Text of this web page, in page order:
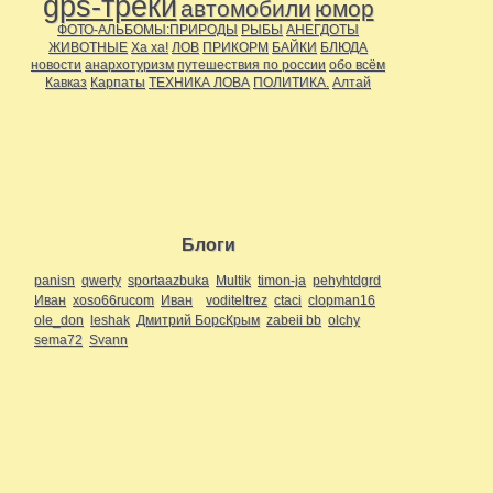
gps-треки автомобили юмор
ФОТО-АЛЬБОМЫ:ПРИРОДЫ РЫБЫ АНЕГДОТЫ
ЖИВОТНЫЕ Ха ха! ЛОВ ПРИКОРМ БАЙКИ БЛЮДА
новости анархотуризм путешествия по россии обо всём
Кавказ Карпаты ТЕХНИКА ЛОВА ПОЛИТИКА. Алтай
Блоги
panisn qwerty sportaazbuka Multik timon-ja pehyhtdgrd
Иван xoso66rucom Иван voditeltrez ctaci clopman16
ole_don leshak Дмитрий БорсКрым zabeii bb olchy
sema72 Svann